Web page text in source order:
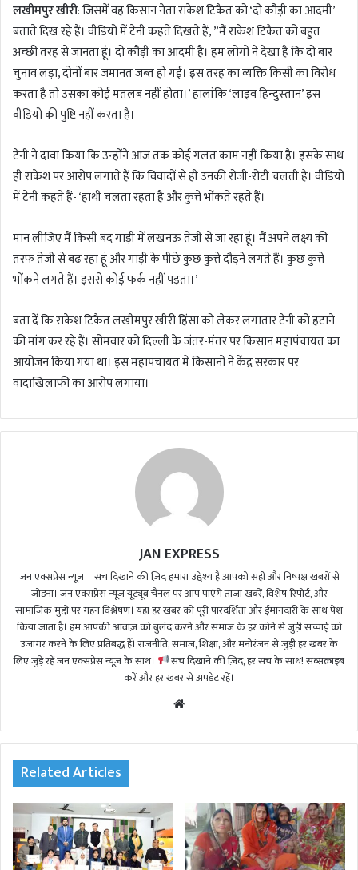
a
n
e
m
a
i
लखीमपुर खीरी: जिसमें वह किसान नेता राकेश टिकैत को ‘दो कौड़ी का आदमी’
बताते दिख रहे हैं। वीडियो में टेनी कहते दिखते हैं, ”मैं राकेश टिकैत को बहुत
अच्‍छी तरह से जानता हूं। दो कौड़ी का आदमी है। हम लोगों ने देखा है कि दो बार
चुनाव लड़ा, दोनों बार जमानत जब्‍त हो गई। इस तरह का व्‍यक्ति किसी का विरोध
करता है तो उसका कोई मतलब नहीं होता।’ हालांकि ‘लाइव हिन्‍दुस्‍तान’ इस
वीडियो की पुष्टि नहीं करता है।
टेनी ने दावा किया कि उन्‍होंने आज तक कोई गलत काम नहीं किया है। इसके साथ
ही राकेश पर आरोप लगाते हैं कि विवादों से ही उनकी रोजी-रोटी चलती है। वीडियो
में टेनी कहते हैं- ‘हाथी चलता रहता है और कुत्ते भोंकते रहते हैं।
मान लीजिए मैं किसी बंद गाड़ी में लखनऊ तेजी से जा रहा हूं। मैं अपने लक्ष्य की
तरफ तेजी से बढ़ रहा हूं और गाड़ी के पीछे कुछ कुत्ते दौड़ने लगते हैं। कुछ कुत्ते
भोंकने लगते हैं। इससे कोई फर्क नहीं पड़ता।’
बता दें कि राकेश टिकैत लखीमपुर खीरी हिंसा को लेकर लगातार टेनी को हटाने
की मांग कर रहे हैं। सोमवार को दिल्ली के जंतर-मंतर पर किसान महापंचायत का
आयोजन किया गया था। इस महापंचायत में किसानों ने केंद्र सरकार पर
वादाखिलाफी का आरोप लगाया।
JAN EXPRESS
जन एक्सप्रेस न्यूज़ – सच दिखाने की ज़िद हमारा उद्देश्य है आपको सही और निष्पक्ष खबरों से
जोड़ना। जन एक्सप्रेस न्यूज़ यूट्यूब चैनल पर आप पाएंगे ताजा खबरें, विशेष रिपोर्ट, और
सामाजिक मुद्दों पर गहन विश्लेषण। यहां हर खबर को पूरी पारदर्शिता और ईमानदारी के साथ पेश
किया जाता है। हम आपकी आवाज़ को बुलंद करने और समाज के हर कोने से जुड़ी सच्चाई को
उजागर करने के लिए प्रतिबद्ध हैं। राजनीति, समाज, शिक्षा, और मनोरंजन से जुड़ी हर खबर के
लिए जुड़े रहें जन एक्सप्रेस न्यूज़ के साथ।
सच दिखाने की ज़िद, हर सच के साथ! सब्सक्राइब
करें और हर खबर से अपडेट रहें।
te
Related Articles